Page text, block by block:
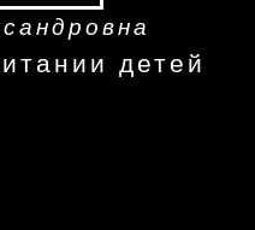
детей